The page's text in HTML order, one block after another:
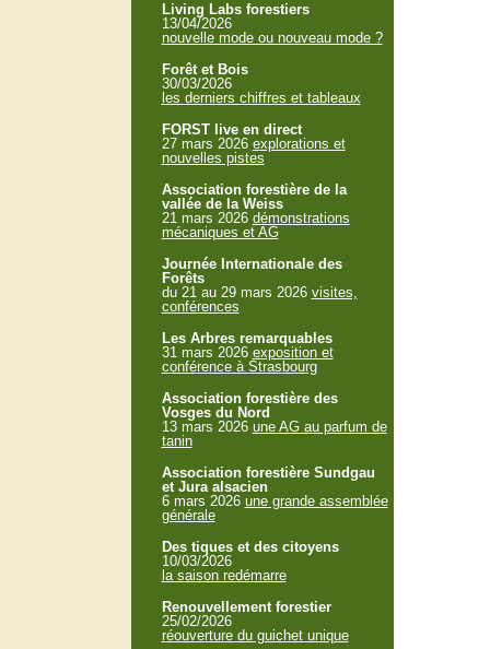
Living Labs forestiers
13/04/2026
nouvelle mode ou nouveau mode ?
Forêt et Bois
30/03/2026
les derniers chiffres et tableaux
FORST live en direct
27 mars 2026 explorations et
nouvelles pistes
Association forestière de la
vallée de la Weiss
21 mars 2026 démonstrations
mécaniques et AG
Journée Internationale des
Forêts
du 21 au 29 mars 2026 visites,
conférences
Les Arbres remarquables
31 mars 2026 exposition et
conférence à Strasbourg
Association forestière des
Vosges du Nord
13 mars 2026 une AG au parfum de
tanin
Association forestière Sundgau
et Jura alsacien
6 mars 2026 une grande assemblée
générale
Des tiques et des citoyens
10/03/2026
la saison redémarre
Renouvellement forestier
25/02/2026
réouverture du guichet unique